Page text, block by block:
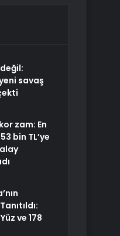
savaş
zam: En
bin TL’ye
ve 178